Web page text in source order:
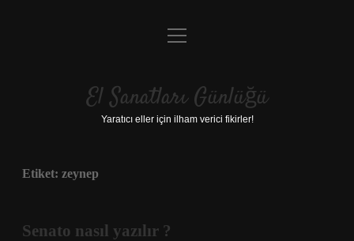
Anasayfa
Yasal Uyarı
menüyü
El Sanatları Günlüğü
Yaratıcı eller için ilham verici fikirler!
Etiket: zeynep
Senato nasıl yazılır ?